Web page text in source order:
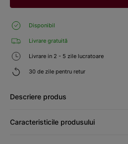
Disponibil
Livrare gratuită
Livrare in 2 - 5 zile lucratoare
30 de zile pentru retur
Descriere produs
Caracteristicile produsului